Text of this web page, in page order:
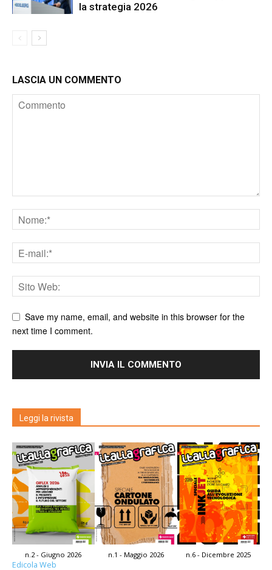
la strategia 2026
LASCIA UN COMMENTO
Save my name, email, and website in this browser for the
next time I comment.
Leggi la rivista
n.2 - Giugno 2026 n.1 - Maggio 2026 n.6 - Dicembre 2025
Edicola Web